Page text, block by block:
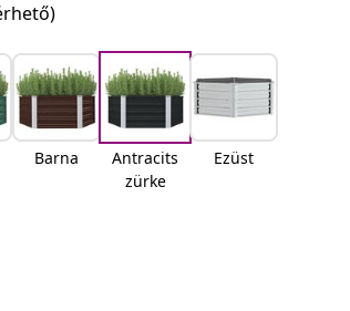
Barna
Antracits
zürke
Ezüst